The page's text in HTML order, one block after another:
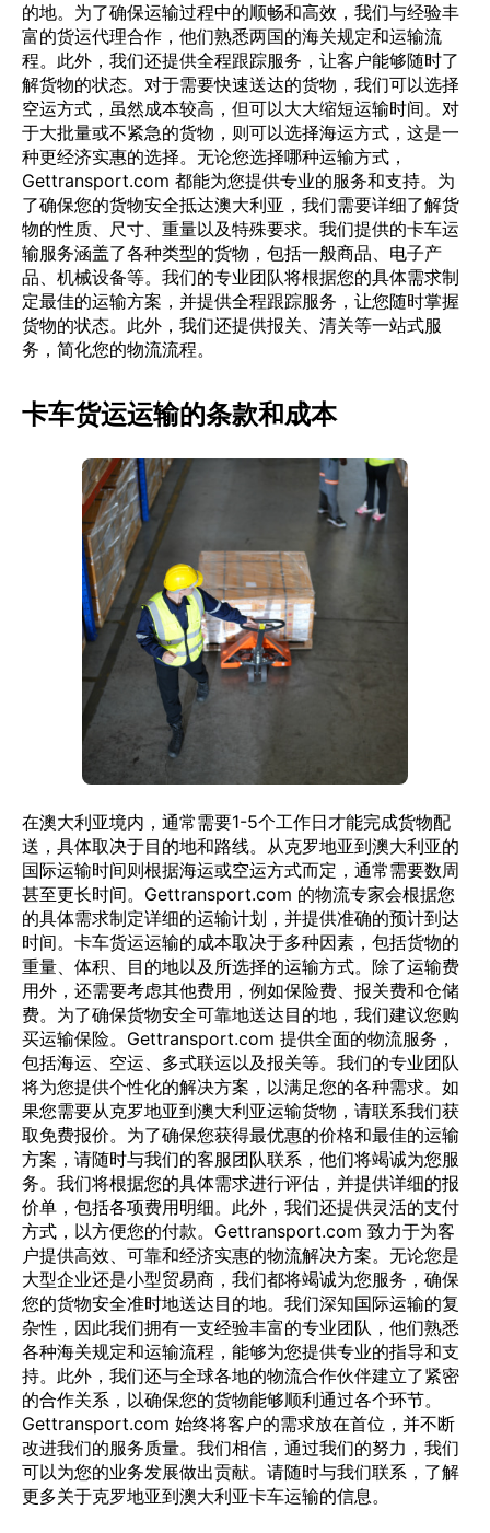
的地。为了确保运输过程中的顺畅和高效，我们与经验丰
富的货运代理合作，他们熟悉两国的海关规定和运输流
程。此外，我们还提供全程跟踪服务，让客户能够随时了
解货物的状态。对于需要快速送达的货物，我们可以选择
空运方式，虽然成本较高，但可以大大缩短运输时间。对
于大批量或不紧急的货物，则可以选择海运方式，这是一
种更经济实惠的选择。无论您选择哪种运输方式，
Gettransport.com 都能为您提供专业的服务和支持。为
了确保您的货物安全抵达澳大利亚，我们需要详细了解货
物的性质、尺寸、重量以及特殊要求。我们提供的卡车运
输服务涵盖了各种类型的货物，包括一般商品、电子产
品、机械设备等。我们的专业团队将根据您的具体需求制
定最佳的运输方案，并提供全程跟踪服务，让您随时掌握
货物的状态。此外，我们还提供报关、清关等一站式服
务，简化您的物流流程。
卡车货运运输的条款和成本
在澳大利亚境内，通常需要1-5个工作日才能完成货物配
送，具体取决于目的地和路线。从克罗地亚到澳大利亚的
国际运输时间则根据海运或空运方式而定，通常需要数周
甚至更长时间。Gettransport.com 的物流专家会根据您
的具体需求制定详细的运输计划，并提供准确的预计到达
时间。卡车货运运输的成本取决于多种因素，包括货物的
重量、体积、目的地以及所选择的运输方式。除了运输费
用外，还需要考虑其他费用，例如保险费、报关费和仓储
费。为了确保货物安全可靠地送达目的地，我们建议您购
买运输保险。Gettransport.com 提供全面的物流服务，
包括海运、空运、多式联运以及报关等。我们的专业团队
将为您提供个性化的解决方案，以满足您的各种需求。如
果您需要从克罗地亚到澳大利亚运输货物，请联系我们获
取免费报价。为了确保您获得最优惠的价格和最佳的运输
方案，请随时与我们的客服团队联系，他们将竭诚为您服
务。我们将根据您的具体需求进行评估，并提供详细的报
价单，包括各项费用明细。此外，我们还提供灵活的支付
方式，以方便您的付款。Gettransport.com 致力于为客
户提供高效、可靠和经济实惠的物流解决方案。无论您是
大型企业还是小型贸易商，我们都将竭诚为您服务，确保
您的货物安全准时地送达目的地。我们深知国际运输的复
杂性，因此我们拥有一支经验丰富的专业团队，他们熟悉
各种海关规定和运输流程，能够为您提供专业的指导和支
持。此外，我们还与全球各地的物流合作伙伴建立了紧密
的合作关系，以确保您的货物能够顺利通过各个环节。
Gettransport.com 始终将客户的需求放在首位，并不断
改进我们的服务质量。我们相信，通过我们的努力，我们
可以为您的业务发展做出贡献。请随时与我们联系，了解
更多关于克罗地亚到澳大利亚卡车运输的信息。